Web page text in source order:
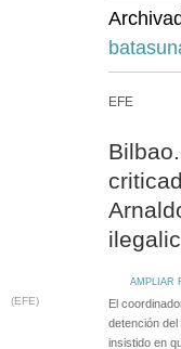
EFE
AMPLIAR
(EFE)
El
detención
insistido en